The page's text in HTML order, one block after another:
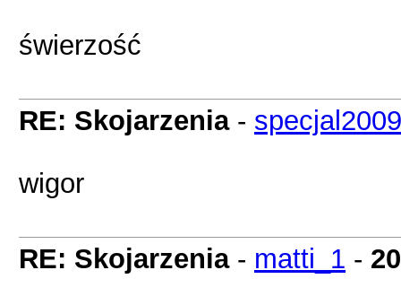
świerzość
RE: Skojarzenia- specjal2009
wigor
RE: Skojarzenia- matti_1 -